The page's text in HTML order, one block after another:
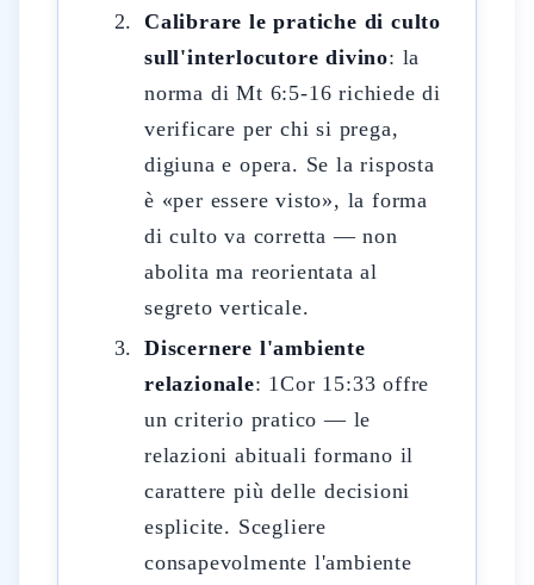
Calibrare le pratiche di culto
sull'interlocutore divino: la
norma di Mt 6:5-16 richiede di
verificare per chi si prega,
digiuna e opera. Se la risposta
è «per essere visto», la forma
di culto va corretta — non
abolita ma reorientata al
segreto verticale.
Discernere l'ambiente
relazionale: 1Cor 15:33 offre
un criterio pratico — le
relazioni abituali formano il
carattere più delle decisioni
esplicite. Scegliere
consapevolmente l'ambiente